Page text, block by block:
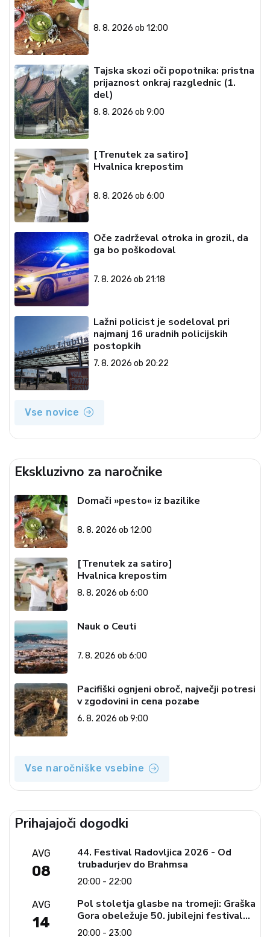
8. 8. 2026 ob 12:00
Tajska skozi oči popotnika: pristna
prijaznost onkraj razglednic (1.
del)
8. 8. 2026 ob 9:00
[Trenutek za satiro]
Hvalnica krepostim
8. 8. 2026 ob 6:00
Oče zadrževal otroka in grozil, da
ga bo poškodoval
7. 8. 2026 ob 21:18
Lažni policist je sodeloval pri
najmanj 16 uradnih policijskih
postopkih
7. 8. 2026 ob 20:22
Vse novice
Ekskluzivno za naročnike
Domači »pesto« iz bazilike
8. 8. 2026 ob 12:00
[Trenutek za satiro]
Hvalnica krepostim
8. 8. 2026 ob 6:00
Nauk o Ceuti
7. 8. 2026 ob 6:00
Pacifiški ognjeni obroč, največji potresi
v zgodovini in cena pozabe
6. 8. 2026 ob 9:00
Vse naročniške vsebine
Prihajajoči dogodki
AVG
08
44. Festival Radovljica 2026 - Od
trubadurjev do Brahmsa
20:00 - 22:00
AVG
14
Pol stoletja glasbe na tromeji: Graška
Gora obeležuje 50. jubilejni festival
narodno-zabavne glasbe
20:00 - 23:00